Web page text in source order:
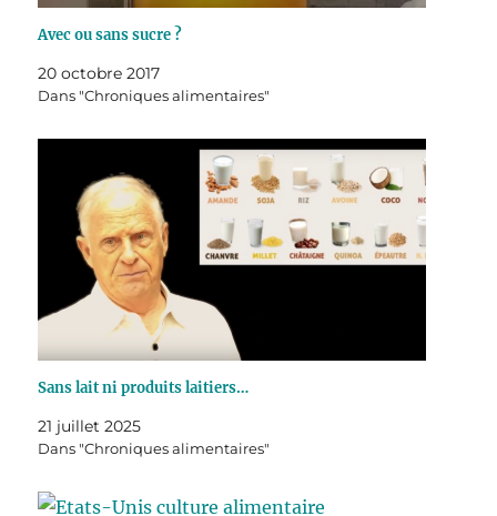
Avec ou sans sucre ?
20 octobre 2017
Dans "Chroniques alimentaires"
Sans lait ni produits laitiers…
21 juillet 2025
Dans "Chroniques alimentaires"